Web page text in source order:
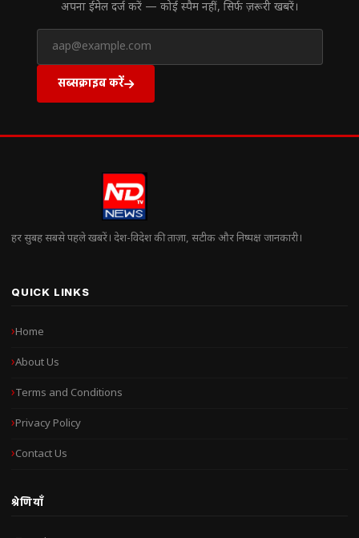
अपना ईमेल दर्ज करें — कोई स्पैम नहीं, सिर्फ ज़रूरी खबरें।
सब्सक्राइब करें
हर सुबह सबसे पहले खबरें। देश-विदेश की ताज़ा, सटीक और निष्पक्ष जानकारी।
QUICK LINKS
Home
About Us
Terms and Conditions
Privacy Policy
Contact Us
श्रेणियाँ